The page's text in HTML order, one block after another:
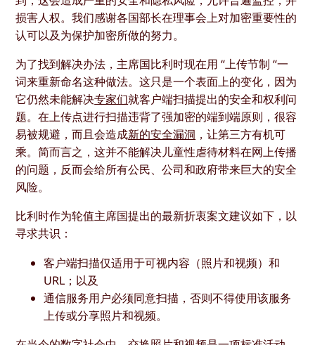
损害人权。我们感谢各国部长在理事会上对加密重要性的
认可以及为保护加密所做的努力。
为了找到解决办法，主席国比利时现在用 “上传节制 “一
词来重新命名这种做法。这只是一个表面上的变化，因为
它仍然未能解决专家们就客户端扫描提出的安全和权利问
题。在上传点进行扫描违背了强加密的端到端原则，很容
易被规避，而且会造成新的安全漏洞 ，让第三方有机可
乘。简而言之，这并不能解决儿童性虐待材料在网上传播
的问题，反而会给所有公民、公司和政府带来巨大的安全
风险。
比利时作为轮值主席国提出的最新折衷案文建议如下，以
寻求共识：
客户端扫描仅适用于可视内容（照片和视频）和
URL；以及
通信服务用户必须同意扫描，否则不得使用该服务
上传或分享照片和视频。